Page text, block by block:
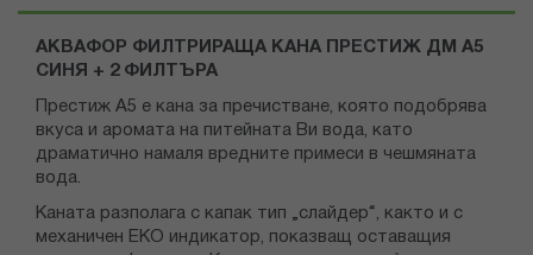
АКВАФОР ФИЛТРИРАЩА КАНА ПРЕСТИЖ ДМ А5
СИНЯ + 2 ФИЛТЪРА
Престиж А5 е кана за пречистване, която подобрява
вкуса и аромата на питейната Ви вода, като
драматично намаля вредните примеси в чешмяната
вода.
Каната разполага с капак тип „слайдер“, както и с
механичен ЕКО индикатор, показващ оставащия